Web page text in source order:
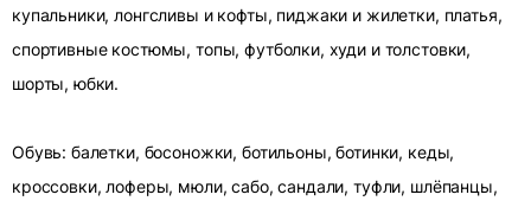
купальники, лонгсливы и кофты, пиджаки и жилетки, платья,
спортивные костюмы, топы, футболки, худи и толстовки,
шорты, юбки.
Обувь: балетки, босоножки, ботильоны, ботинки, кеды,
кроссовки, лоферы, мюли, сабо, сандали, туфли, шлёпанцы,